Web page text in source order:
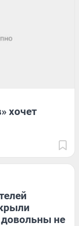
хочет
довольны не